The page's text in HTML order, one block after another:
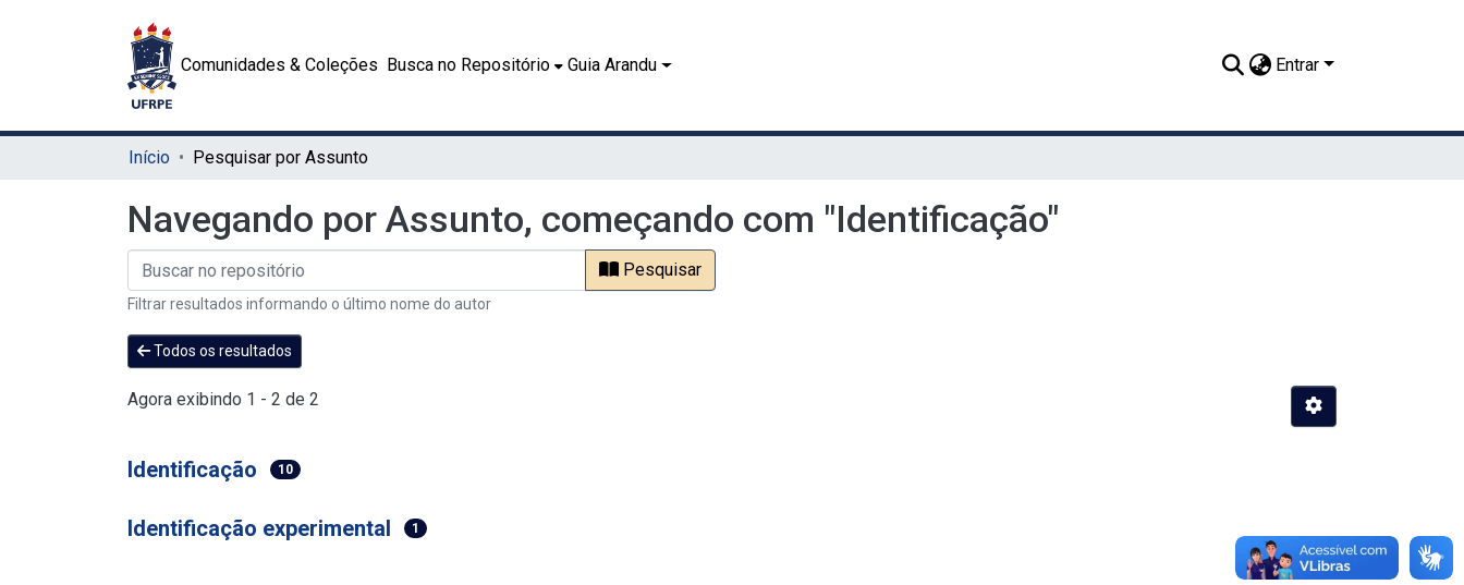
Comunidades & Coleções Busca no Repositório Guia Arandu Entrar
Início Pesquisar por Assunto
Navegando por Assunto, começando com "Identificação"
Pesquisar
Filtrar resultados informando o último nome do autor
Todos os resultados
Agora exibindo 1 - 2 de 2
Identificação 10
Identificação experimental 1